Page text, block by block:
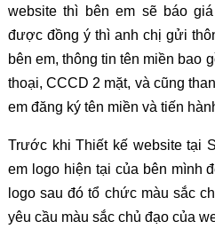
website thì bên em sẽ báo
được đồng ý thì anh chị gửi
bên em, thông tin tên miền bao
thoại, CCCD 2 mặt, và cũng
em đăng ký tên miền và tiến
Trước khi Thiết kế website tại
em logo hiện tại của bên mình
logo sau đó tổ chức màu sắc
yêu cầu màu sắc chủ đạo của